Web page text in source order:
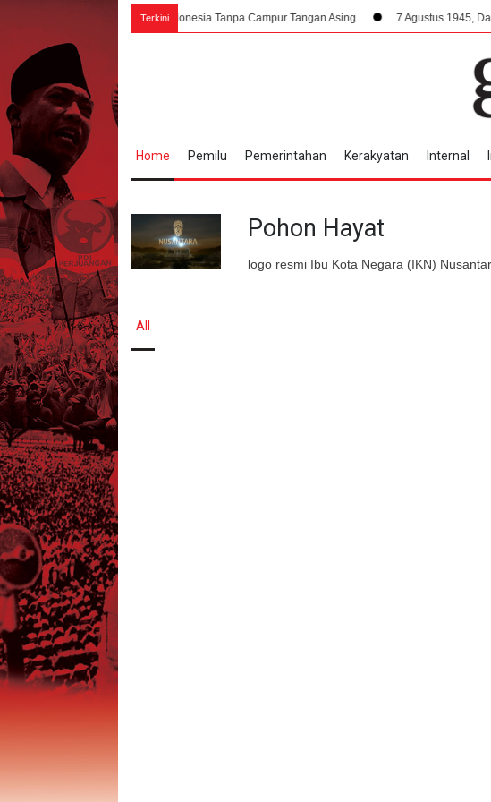
Terkini
Seluruh Rakyat Indonesia Tanpa Campur Tangan Asing 7 Agustus 1945, Dampak
Home Pemilu Pemerintahan Kerakyatan Internal
Pohon Hayat
logo resmi Ibu Kota Negara (IKN)
All